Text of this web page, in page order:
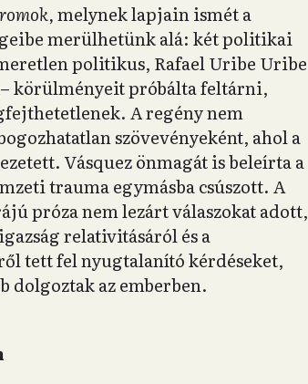
melynek lapjain ismét a
merülhetünk alá: két politikai
politikus, Rafael Uribe Uribe
körülményeit próbálta feltárni,
A regény nem
szövevényeként, ahol a
Vásquez önmagát is beleírta a
trauma egymásba csúszott. A
próza nem lezárt válaszokat adott,
relativitásáról és a
tett fel nyugtalanító kérdéseket,
dolgoztak az emberben.